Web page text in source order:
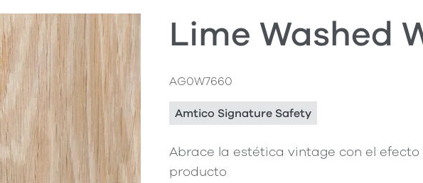
Lime Washed
AG0W7660
Amtico Signature Safety
Abrace la estética vintage con el
producto